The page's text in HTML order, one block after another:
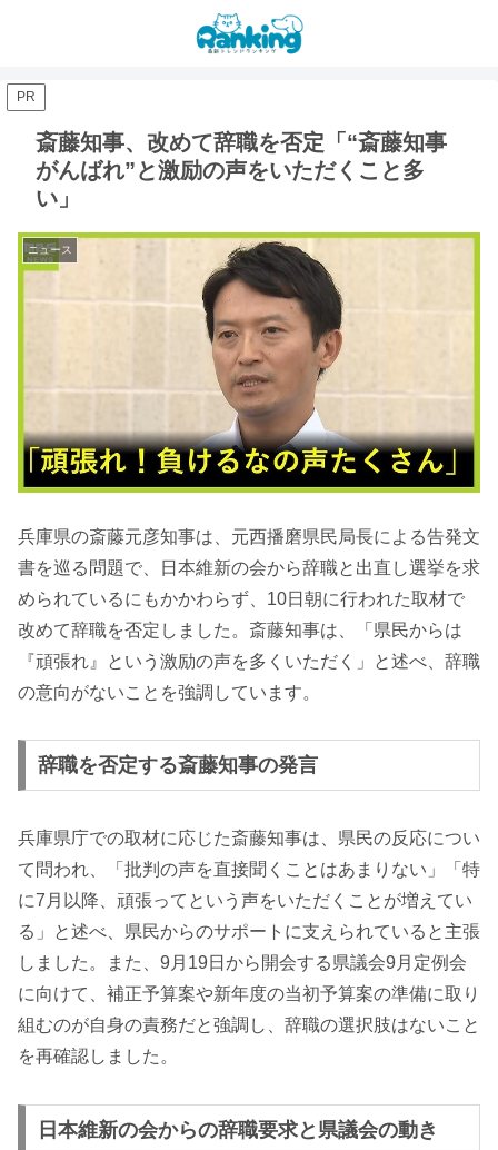
PR
斎藤知事、改めて辞職を否定「“斎藤知事
がんばれ”と激励の声をいただくこと多
い」
ニュース
兵庫県の斎藤元彦知事は、元西播磨県民局長による告発文
書を巡る問題で、日本維新の会から辞職と出直し選挙を求
められているにもかかわらず、10日朝に行われた取材で
改めて辞職を否定しました。斎藤知事は、「県民からは
『頑張れ』という激励の声を多くいただく」と述べ、辞職
の意向がないことを強調しています。
辞職を否定する斎藤知事の発言
兵庫県庁での取材に応じた斎藤知事は、県民の反応につい
て問われ、「批判の声を直接聞くことはあまりない」「特
に7月以降、頑張ってという声をいただくことが増えてい
る」と述べ、県民からのサポートに支えられていると主張
しました。また、9月19日から開会する県議会9月定例会
に向けて、補正予算案や新年度の当初予算案の準備に取り
組むのが自身の責務だと強調し、辞職の選択肢はないこと
を再確認しました。
日本維新の会からの辞職要求と県議会の動き